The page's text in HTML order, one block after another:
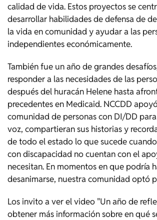
calidad de vida. Estos proyectos se
desarrollar habilidades de defensa de
la vida en comunidad y ayudar a las
independientes económicamente.
También fue un año de grandes
responder a las necesidades de las
después del huracán Helene hasta
precedentes en Medicaid. NCCDD
comunidad de personas con DI/DD
voz, compartieran sus historias y
de todo el estado lo que sucede
con discapacidad no cuentan con el
necesitan. En momentos en que podría
desanimarse, nuestra comunidad optó
Los invito a ver el video "Un año de
obtener más información sobre en qué